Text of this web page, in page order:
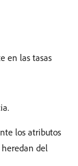
en las tasas
los atributos
del